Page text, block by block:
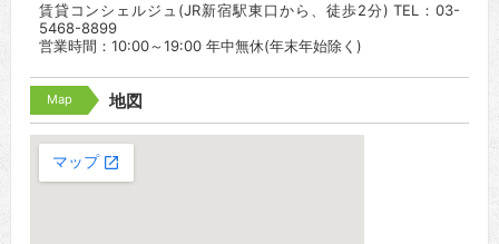
賃貸コンシェルジュ(JR新宿駅東口から、徒歩2分) TEL：03-
5468-8899
営業時間：10:00～19:00 年中無休(年末年始除く)
Map 地図